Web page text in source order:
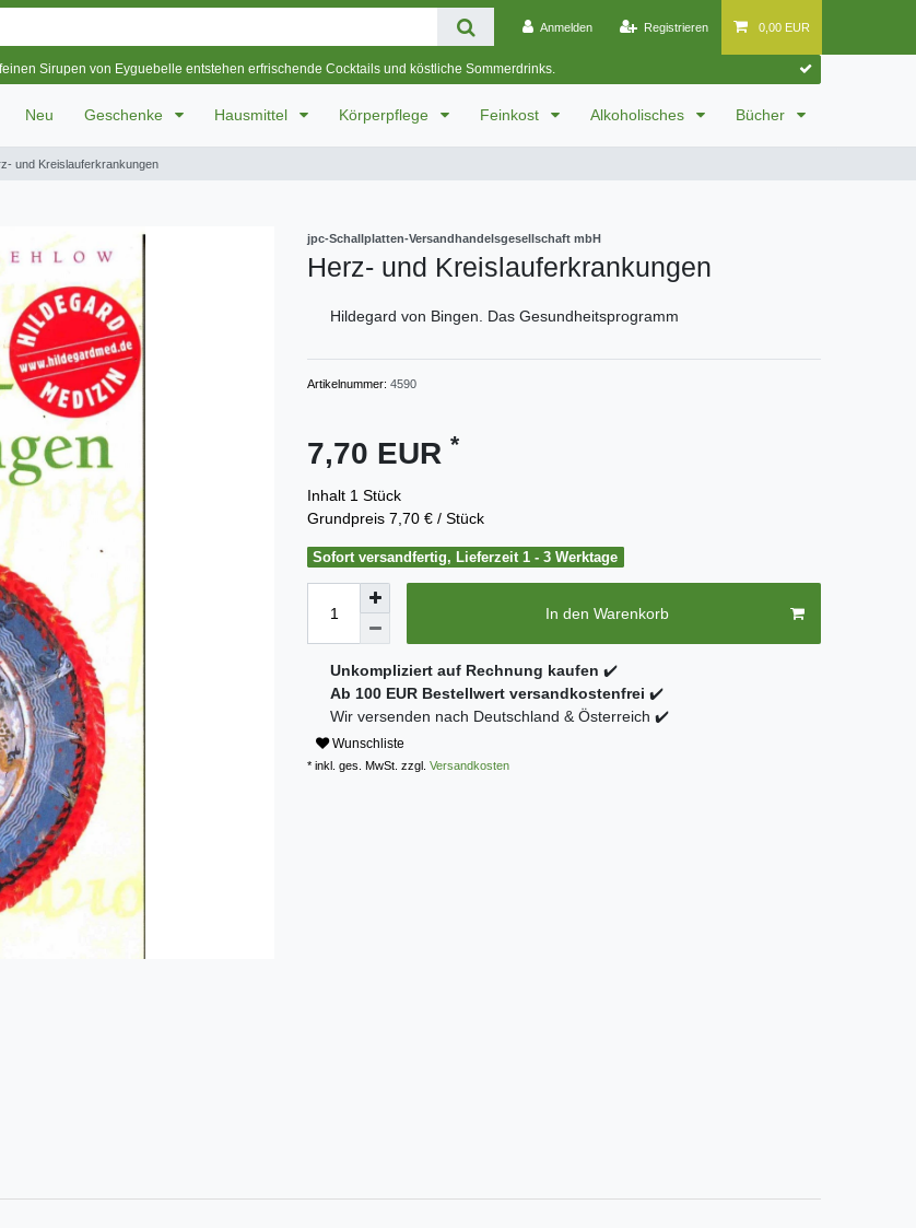
Anmelden Registrieren 0,00 EUR
Sirupen von Eyguebelle entstehen erfrischende Cocktails und köstliche Sommerdrinks.
Neu Geschenke Hausmittel Körperpflege Feinkost Alkoholisches Bücher
und Kreislauferkrankungen
jpc-Schallplatten-Versandhandelsgesellschaft mbH
Herz- und Kreislauferkrankungen
Hildegard von Bingen. Das Gesundheitsprogramm
Artikelnummer: 4590
7,70 EUR *
Inhalt 1 Stück
Grundpreis 7,70 € / Stück
Sofort versandfertig, Lieferzeit 1 - 3 Werktage
In den Warenkorb
Unkompliziert auf Rechnung kaufen ✔️
Ab 100 EUR Bestellwert versandkostenfrei ✔️
Wir versenden nach Deutschland & Österreich ✔️
Wunschliste
* inkl. ges. MwSt. zzgl. Versandkosten